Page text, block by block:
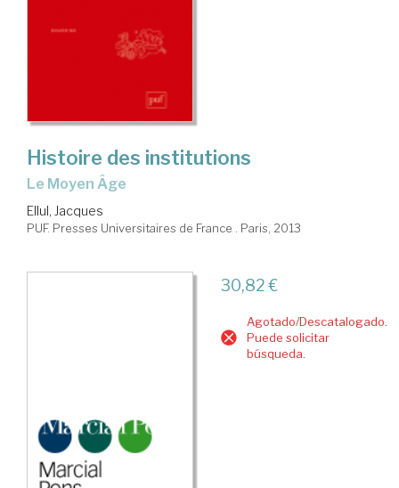
Histoire des institutions
le Moyen Âge
Ellul, Jacques
PUF. Presses Universitaires de France . Paris, 2013
30,82 €
Agotado/Descatalogado.
Puede solicitar
búsqueda.